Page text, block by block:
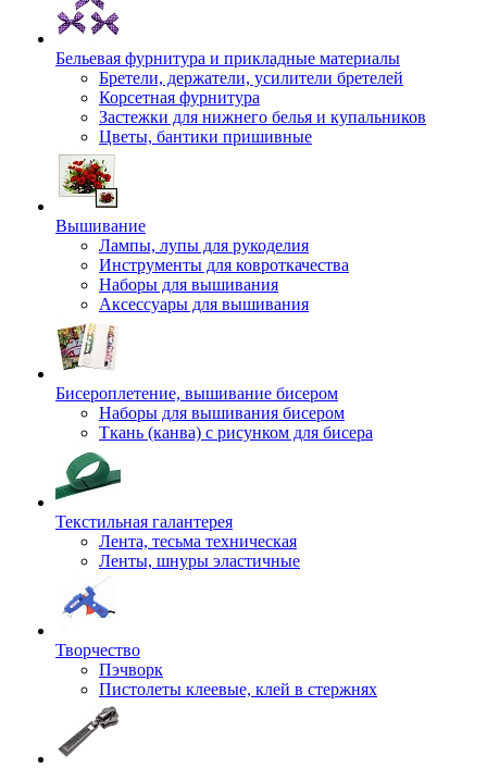
Бельевая фурнитура и прикладные материалы
Бретели, держатели, усилители бретелей
Корсетная фурнитура
Застежки для нижнего белья и купальников
Цветы, бантики пришивные
Вышивание
Лампы, лупы для рукоделия
Инструменты для ковроткачества
Наборы для вышивания
Аксессуары для вышивания
Бисероплетение, вышивание бисером
Наборы для вышивания бисером
Ткань (канва) с рисунком для бисера
Текстильная галантерея
Лента, тесьма техническая
Ленты, шнуры эластичные
Творчество
Пэчворк
Пистолеты клеевые, клей в стержнях